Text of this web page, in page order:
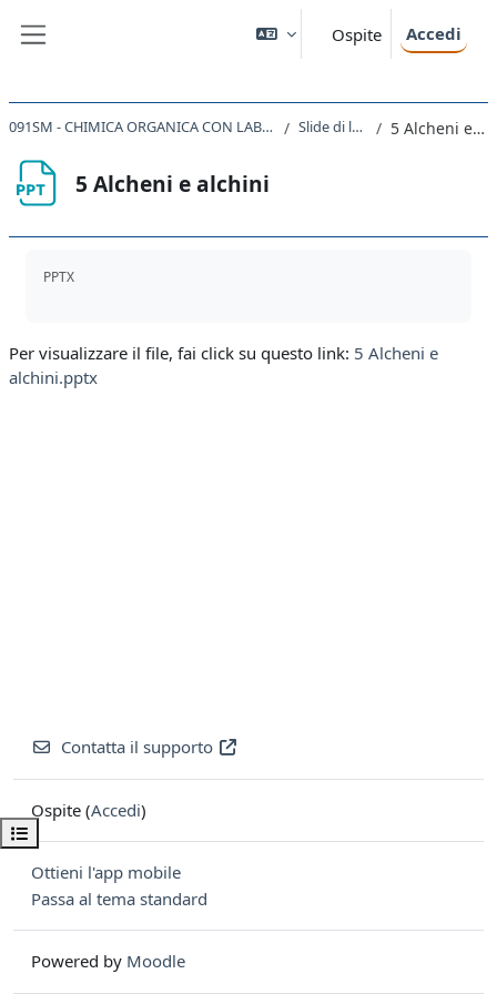
Ospite Accedi
Apri indice del corso
091SM - CHIMICA ORGANICA CON LABORATORIO 2023 Slide di lezione 5 Alcheni e alchini
5 Alcheni e alchini
PPTX
Per visualizzare il file, fai click su questo link: 5 Alcheni e
alchini.pptx
Contatta il supporto
Ospite (Accedi)
Ottieni l'app mobile
Passa al tema standard
Powered by Moodle